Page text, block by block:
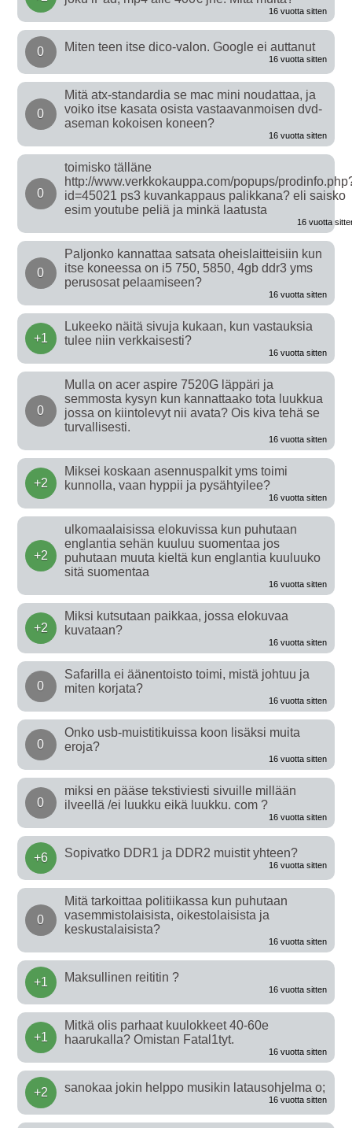
16 vuotta sitten
0 Miten teen itse dico-valon. Google ei auttanut
16 vuotta sitten
0
Mitä atx-standardia se mac mini noudattaa, ja
voiko itse kasata osista vastaavanmoisen dvd-
aseman kokoisen koneen?
16 vuotta sitten
0
toimisko tälläne
http://www.verkkokauppa.com/popups/
id=45021 ps3 kuvankappaus palikkana? eli saisko
esim youtube peliä ja minkä laatusta
16 vuotta
0
Paljonko kannattaa satsata oheislaitteisiin kun
itse koneessa on i5 750, 5850, 4gb ddr3 yms
perusosat pelaamiseen?
16 vuotta sitten
+1
Lukeeko näitä sivuja kukaan, kun vastauksia
tulee niin verkkaisesti?
16 vuotta sitten
0
Mulla on acer aspire 7520G läppäri ja
semmosta kysyn kun kannattaako tota luukkua
jossa on kiintolevyt nii avata? Ois kiva tehä se
turvallisesti.
16 vuotta sitten
+2
Miksei koskaan asennuspalkit yms toimi
kunnolla, vaan hyppii ja pysähtyilee?
16 vuotta sitten
+2
ulkomaalaisissa elokuvissa kun puhutaan
englantia sehän kuuluu suomentaa jos
puhutaan muuta kieltä kun englantia kuuluuko
sitä suomentaa
16 vuotta sitten
+2
Miksi kutsutaan paikkaa, jossa elokuvaa
kuvataan?
16 vuotta sitten
0
Safarilla ei äänentoisto toimi, mistä johtuu ja
miten korjata?
16 vuotta sitten
0
Onko usb-muistitikuissa koon lisäksi muita
eroja?
16 vuotta sitten
0
miksi en pääse tekstiviesti sivuille millään
ilveellä /ei luukku eikä luukku. com ?
16 vuotta sitten
+6 Sopivatko DDR1 ja DDR2 muistit yhteen?
16 vuotta sitten
0
Mitä tarkoittaa politiikassa kun puhutaan
vasemmistolaisista, oikestolaisista ja
keskustalaisista?
16 vuotta sitten
+1 Maksullinen reititin ?
16 vuotta sitten
+1
Mitkä olis parhaat kuulokkeet 40-60e
haarukalla? Omistan Fatal1tyt.
16 vuotta sitten
+2 sanokaa jokin helppo musikin latausohjelma o;
16 vuotta sitten